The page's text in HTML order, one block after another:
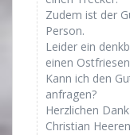
Zudem ist der
Person.
Leider ein
einen
Kann ich den
anfragen?
Herzlichen
Christian Heeren